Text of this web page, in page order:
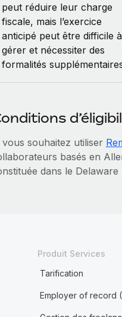
peut réduire leur charge
fiscale, mais l’exercice
anticipé peut être difficile à
gérer et nécessiter des
formalités
vous souhaitez utiliser
basés en
dans le
Produit Services
Tarification
Employer of record